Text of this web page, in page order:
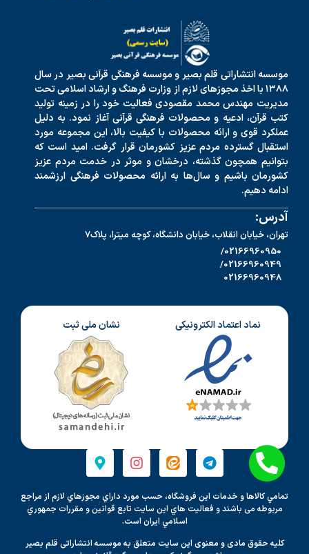
موسسه انتشاراتی قلم بصیر و موسسه فرهنگی قرآنی بصیر در سال
۱۳۸۸ با اخذ مجوزهای لازم از وزارت فرهنگ و ارشاد اسلامی تحت
مدیریت مهندس محمد مقصودی فعالیت خود را در زمینه تولید
کتب قرآن، ادعیه و محصولات فرهنگی قرآنی آغاز نمود. به دلیل
عملکرد قوی و ارائه محصولات با کیفیت بالا، این مجموعه مورد
استقبال گسترده مردم عزیز کشورمان قرار گرفت. امید است که
بتوانیم همچون گذشته، درخشان و موثر در خدمت مردم عزیز
کشورمان باشیم و سال‌ها به ارائه محصولات فرهنگی ارزشمند
ادامه دهیم.
آدرس:
تهران، خیابان انقلاب، خیابان دانشگاه، کوچه میترا، پلاک7
02166960950/
02166960949/
02166960948
نماد اعتماد الکترونیکی نشان ملی ثبت
تمامي كالاها و خدمات اين فروشگاه، حسب مورد داراي مجوزهاي لازم از مراجع
مربوطه می باشند و فعاليت هاي اين سايت تابع قوانين و مقررات جمهوري
اسلامي ايران است.
کلیه حقوق مادی و معنوی این سایت متعلق به موسسه انتشاراتی قلم بصیر